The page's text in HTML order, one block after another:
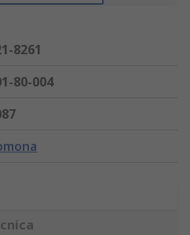
8261
80-004